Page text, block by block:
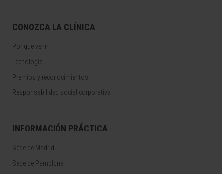
CONOZCA LA CLÍNICA
Por qué venir
Tecnología
Premios y reconocimientos
Responsabilidad social corporativa
INFORMACIÓN PRÁCTICA
Sede de Madrid
Sede de Pamplona